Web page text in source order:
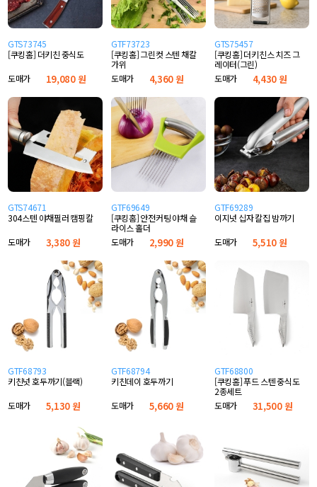
GTS73745
[쿠킹홈] 더키친 중식도
도매가
19,080 원
GTF73723
[쿠킹홈] 그린컷 스텐 채칼
가위
도매가
4,360 원
GTS75457
[쿠킹홈] 더키친스 치즈 그
레이터(그린)
도매가
4,430 원
GTS74671
304스텐 야채필러 캠핑칼
도매가
3,380 원
GTF69649
[쿠킹홈] 안전커팅 야채 슬
라이스 홀더
도매가
2,990 원
GTF69289
이지넛 십자 칼집 밤까기
도매가
5,510 원
GTF68793
키친넛 호두까기(블랙)
도매가
5,130 원
GTF68794
키친데이 호두까기
도매가
5,660 원
GTF68800
[쿠킹홈] 푸드 스텐 중식도
2종세트
도매가
31,500 원